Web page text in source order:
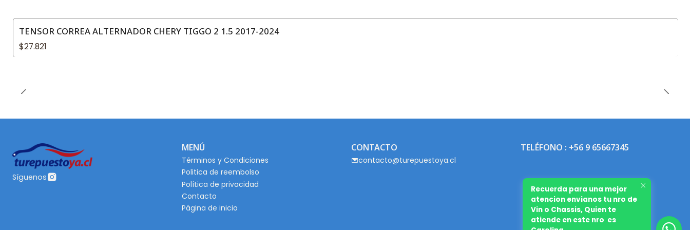
TENSOR CORREA ALTERNADOR CHERY TIGGO 2 1.5 2017-2024
$27.821
Síguenos
MENÚ
Términos y Condiciones
Politica de reembolso
Política de privacidad
Contacto
Página de inicio
CONTACTO
contacto@turepuestoya.cl
TELÉFONO : +56 9 65667345
Recuerda para una mejor
atencion envianos tu nro de
Vin o Chassis, Quien te
atiende en este nro es